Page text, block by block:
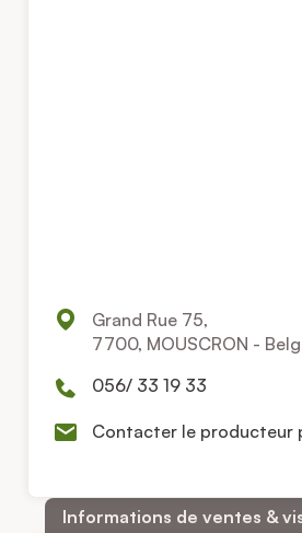
Grand Rue 75,
7700, MOUSCRON -
056/ 33 19 33
Contacter le producteur
Informations de ventes &